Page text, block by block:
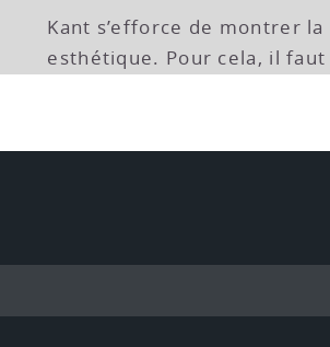
Kant s’efforce de montrer
esthétique. Pour cela, il